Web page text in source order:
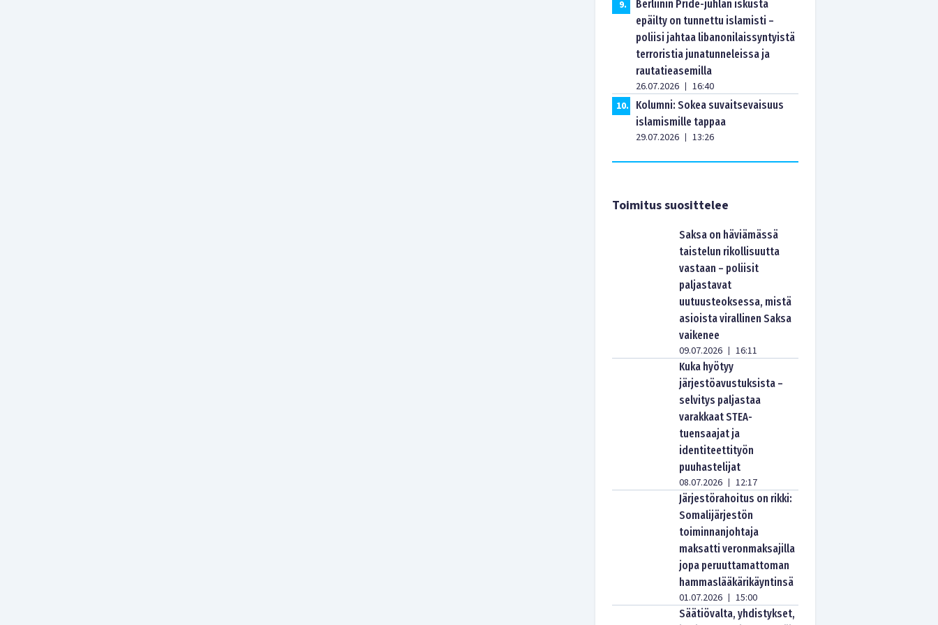
9.
Berliinin Pride-juhlan iskusta
epäilty on tunnettu islamisti –
poliisi jahtaa libanonilaissyntyistä
terroristia junatunneleissa ja
rautatieasemilla
26.07.2026 | 16:40
10.
Kolumni: Sokea suvaitsevaisuus
islamismille tappaa
29.07.2026 | 13:26
Toimitus suosittelee
Saksa on häviämässä
taistelun rikollisuutta
vastaan – poliisit
paljastavat
uutuusteoksessa, mistä
asioista virallinen Saksa
vaikenee
09.07.2026 | 16:11
Kuka hyötyy
järjestöavustuksista –
selvitys paljastaa
varakkaat STEA-
tuensaajat ja
identiteettityön
puuhastelijat
08.07.2026 | 12:17
Järjestörahoitus on rikki:
Somalijärjestön
toiminnanjohtaja
maksatti veronmaksajilla
jopa peruuttamattoman
hammaslääkärikäyntinsä
01.07.2026 | 15:00
Säätiövalta, yhdistykset,